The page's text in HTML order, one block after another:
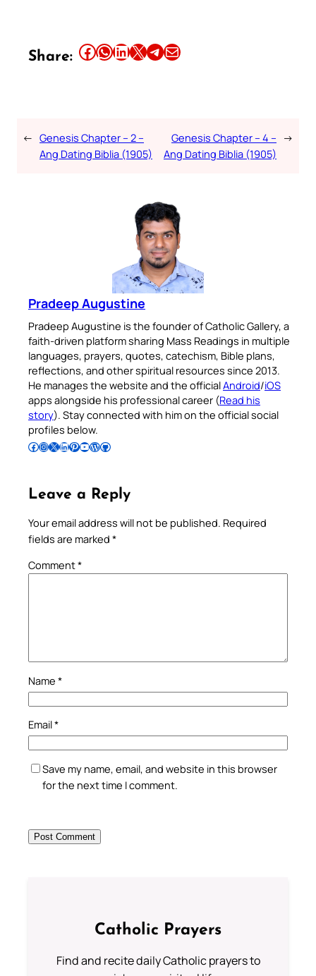
Share: Share this article on Facebook Share this article on WhatsApp Share this article on LinkedIn Share this article on X Share this article on TelegramEmail this Article
← Genesis Chapter – 2 –
Ang Dating Biblia (1905)
Genesis Chapter – 4 –
Ang Dating Biblia (1905)
→
Pradeep Augustine
Pradeep Augustine is the founder of Catholic Gallery, a
faith-driven platform sharing Mass Readings in multiple
languages, prayers, quotes, catechism, Bible plans,
reflections, and other spiritual resources since 2013.
He manages the website and the officialAndroid/iOS
apps alongside his professional career (Read his
story). Stay connected with him on the official social
profiles below.
Follow Pradeep on Facebook Follow Pradeep on InstagramFollow Pradeep on X Follow Pradeep on LinkedIn Follow Pradeep on Pinterest Subscribe to Pradeep’s Youtube Channel Follow Pradeep on WordPress Follow Pradeep on GitHub
Leave a Reply
Your email address will not be published. Required
fields are marked *
Comment*
Name *
Email*
Save my name, email, and website in this browser
for the next time I comment.
Catholic Prayers
Find and recite daily Catholic prayers to